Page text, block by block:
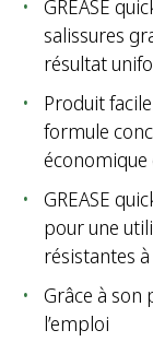
GREASE
salissures
résultat
Produit
formule
économique
GREASE
pour une
résistantes à
Grâce à son
l’emploi